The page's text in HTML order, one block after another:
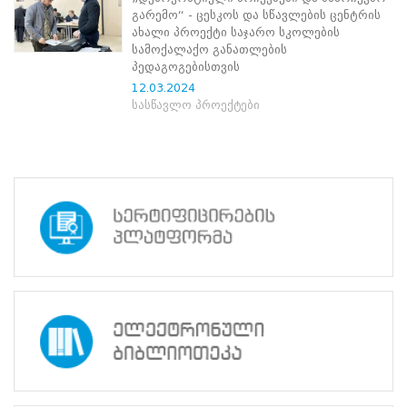
ნორმატიული
ბაზა
სტრატეგიული
გეგმა
გენდერული
თანასწორობის
პოლიტიკა
ანგარიშები
პოლიტიკა
სიახლეები
საჯარო
ინფორმაცია
სასწავლო
გარემო“ - ცესკოს და სწავლების ცენტრის
ახალი პროექტი საჯარო სკოლების
სამოქალაქო განათლების
პედაგოგებისთვის
12.03.2024
სასწავლო პროექტები